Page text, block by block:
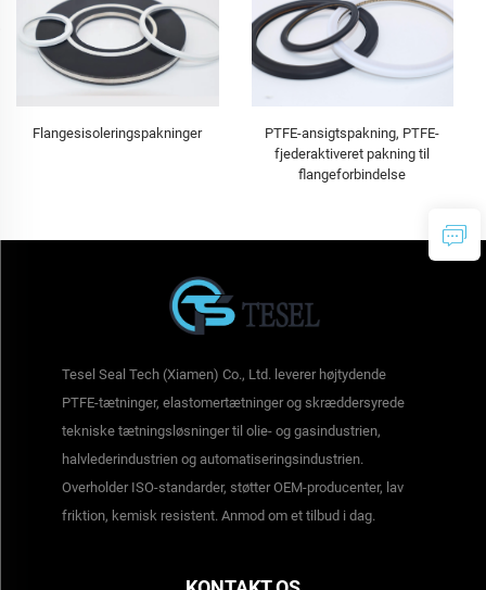
Flangesisoleringspakninger
PTFE-ansigtspakning, PTFE-
fjederaktiveret pakning til
flangeforbindelse
Tesel Seal Tech (Xiamen) Co., Ltd. leverer højtydende
PTFE-tætninger, elastomertætninger og skræddersyrede
tekniske tætningsløsninger til olie- og gasindustrien,
halvlederindustrien og automatiseringsindustrien.
Overholder ISO-standarder, støtter OEM-producenter, lav
friktion, kemisk resistent. Anmod om et tilbud i dag.